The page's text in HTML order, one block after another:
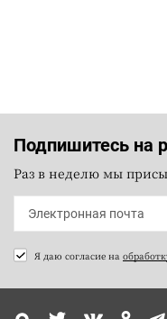
Подпишитесь на
Раз в неделю мы
Я даю согласие на